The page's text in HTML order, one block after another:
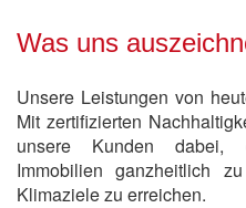
Was uns
Unsere Leistungen von
Mit zertifizierten
unsere Kunden dabei,
Immobilien ganzheitlich
Klimaziele zu erreichen.